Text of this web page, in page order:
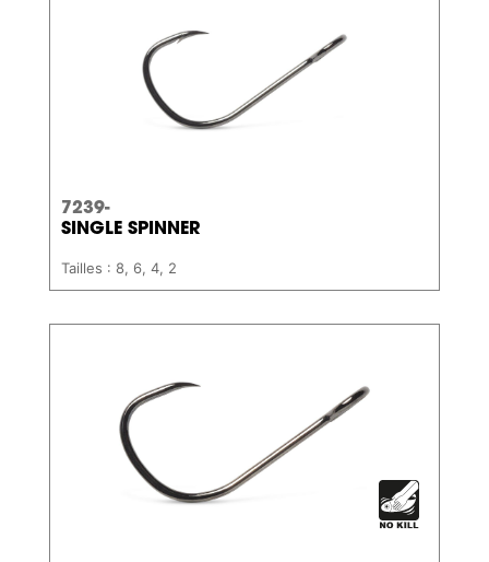
7239-
SINGLE SPINNER
Tailles : 8, 6, 4, 2